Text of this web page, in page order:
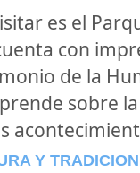
es el
con
de la
sobre
Y